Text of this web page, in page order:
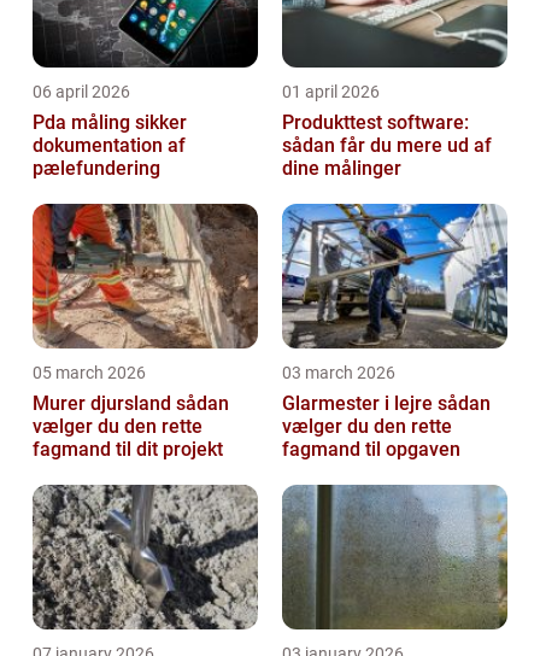
06 april 2026
Pda måling sikker
dokumentation af
pælefundering
01 april 2026
Produkttest software:
sådan får du mere ud af
dine målinger
05 march 2026
Murer djursland sådan
vælger du den rette
fagmand til dit projekt
03 march 2026
Glarmester i lejre sådan
vælger du den rette
fagmand til opgaven